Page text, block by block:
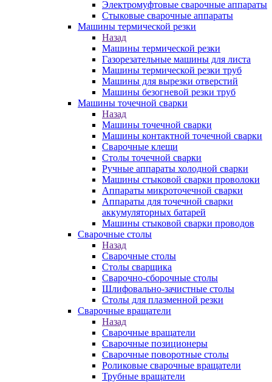
Электромуфтовые сварочные аппараты
Стыковые сварочные аппараты
Машины термической резки
Назад
Машины термической резки
Газорезательные машины для листа
Машины термической резки труб
Машины для вырезки отверстий
Машины безогневой резки труб
Машины точечной сварки
Назад
Машины точечной сварки
Машины контактной точечной сварки
Сварочные клещи
Столы точечной сварки
Ручные аппараты холодной сварки
Машины стыковой сварки проволоки
Аппараты микроточечной сварки
Аппараты для точечной сварки
аккумуляторных батарей
Машины стыковой сварки проводов
Сварочные столы
Назад
Сварочные столы
Столы сварщика
Сварочно-сборочные столы
Шлифовально-зачистные столы
Столы для плазменной резки
Сварочные вращатели
Назад
Сварочные вращатели
Сварочные позиционеры
Сварочные поворотные столы
Роликовые сварочные вращатели
Трубные вращатели